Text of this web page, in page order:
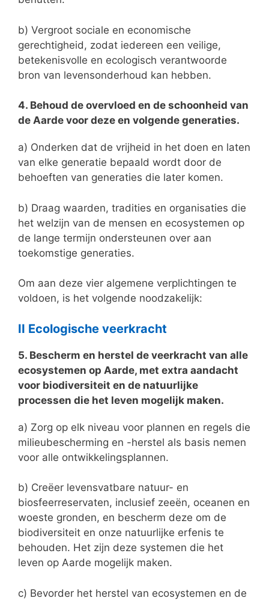
b) Vergroot sociale en economische
gerechtigheid, zodat iedereen een veilige,
betekenisvolle en ecologisch verantwoorde
bron van levensonderhoud kan hebben.
4. Behoud de overvloed en de schoonheid van
de Aarde voor deze en volgende generaties.
a) Onderken dat de vrijheid in het doen en laten
van elke generatie bepaald wordt door de
behoeften van generaties die later komen.
b) Draag waarden, tradities en organisaties die
het welzijn van de mensen en ecosystemen op
de lange termijn ondersteunen over aan
toekomstige generaties.
Om aan deze vier algemene verplichtingen te
voldoen, is het volgende noodzakelijk:
II Ecologische veerkracht
5. Bescherm en herstel de veerkracht van alle
ecosystemen op Aarde, met extra aandacht
voor biodiversiteit en de natuurlijke
processen die het leven mogelijk maken.
a) Zorg op elk niveau voor plannen en regels die
milieubescherming en -herstel als basis nemen
voor alle ontwikkelingsplannen.
b) Creëer levensvatbare natuur- en
biosfeerreservaten, inclusief zeeën, oceanen en
woeste gronden, en bescherm deze om de
biodiversiteit en onze natuurlijke erfenis te
behouden. Het zijn deze systemen die het
leven op Aarde mogelijk maken.
c) Bevorder het herstel van ecosystemen en de